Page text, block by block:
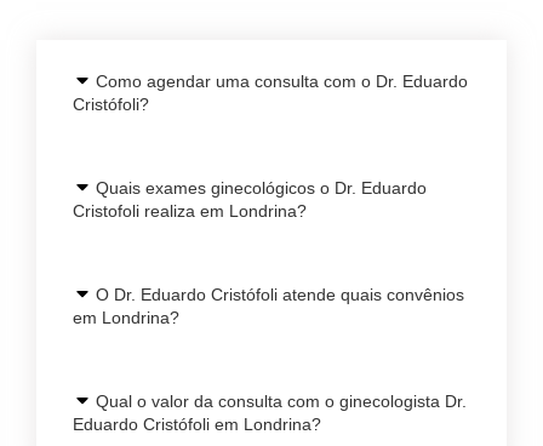
Como agendar uma consulta com o Dr. Eduardo
Cristófoli?
Quais exames ginecológicos o Dr. Eduardo
Cristofoli realiza em Londrina?
O Dr. Eduardo Cristófoli atende quais convênios
em Londrina?
Qual o valor da consulta com o ginecologista Dr.
Eduardo Cristófoli em Londrina?